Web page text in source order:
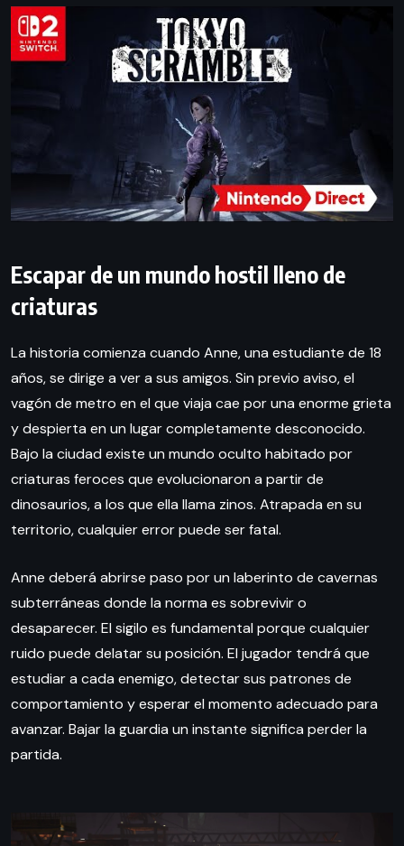
Escapar de un mundo hostil lleno de
criaturas
La historia comienza cuando Anne, una estudiante de 18
años, se dirige a ver a sus amigos. Sin previo aviso, el
vagón de metro en el que viaja cae por una enorme grieta
y despierta en un lugar completamente desconocido.
Bajo la ciudad existe un mundo oculto habitado por
criaturas feroces que evolucionaron a partir de
dinosaurios, a los que ella llama zinos. Atrapada en su
territorio, cualquier error puede ser fatal.
Anne deberá abrirse paso por un laberinto de cavernas
subterráneas donde la norma es sobrevivir o
desaparecer. El sigilo es fundamental porque cualquier
ruido puede delatar su posición. El jugador tendrá que
estudiar a cada enemigo, detectar sus patrones de
comportamiento y esperar el momento adecuado para
avanzar. Bajar la guardia un instante significa perder la
partida.